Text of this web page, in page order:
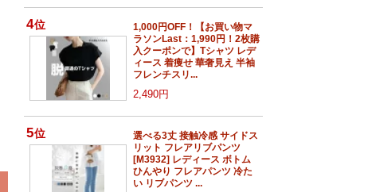
4位
1,000円OFF！【お買い物マ
ラソンLast：1,990円！2枚購
入クーポンで】Tシャツ レデ
ィース 着痩せ 華奢見え 半袖
フレンチスリ...
2,490円
5位
選べる3丈 接触冷感 サイドス
リット フレアリブパンツ
[M3932] レディース ボトム
ひんやり フレアパンツ 冷た
い リブパンツ ...